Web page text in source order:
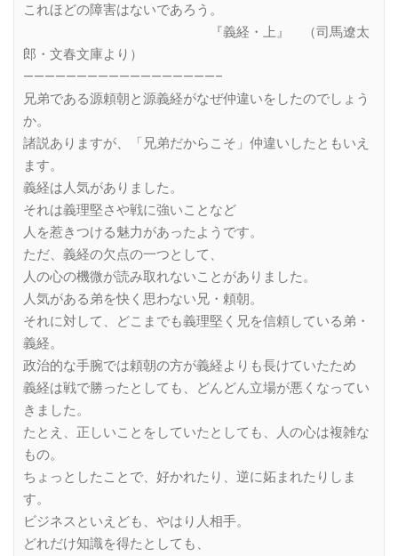
これほどの障害はないであろう。
『義経・上』 （司馬遼太
郎・文春文庫より）
——————————————————–
兄弟である源頼朝と源義経がなぜ仲違いをしたのでしょう
か。
諸説ありますが、「兄弟だからこそ」仲違いしたともいえ
ます。
義経は人気がありました。
それは義理堅さや戦に強いことなど
人を惹きつける魅力があったようです。
ただ、義経の欠点の一つとして、
人の心の機微が読み取れないことがありました。
人気がある弟を快く思わない兄・頼朝。
それに対して、どこまでも義理堅く兄を信頼している弟・
義経。
政治的な手腕では頼朝の方が義経よりも長けていたため
義経は戦で勝ったとしても、どんどん立場が悪くなってい
きました。
たとえ、正しいことをしていたとしても、人の心は複雑な
もの。
ちょっとしたことで、好かれたり、逆に妬まれたりしま
す。
ビジネスといえども、やはり人相手。
どれだけ知識を得たとしても、